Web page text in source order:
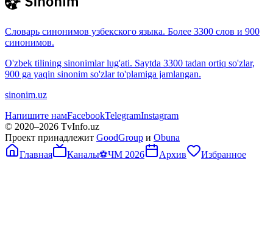
Словарь синонимов узбекского языка. Более 3300 слов и 900
синонимов.
O'zbek tilining sinonimlar lug'ati. Saytda 3300 tadan ortiq so'zlar,
900 ga yaqin sinonim so'zlar to'plamiga jamlangan.
sinonim.uz
Напишите намFacebookTelegramInstagram
© 2020–2026 TvInfo.uz
Проект принадлежит GoodGroup и Obuna
Главная
Каналы⚽ЧМ 2026 Архив Избранное